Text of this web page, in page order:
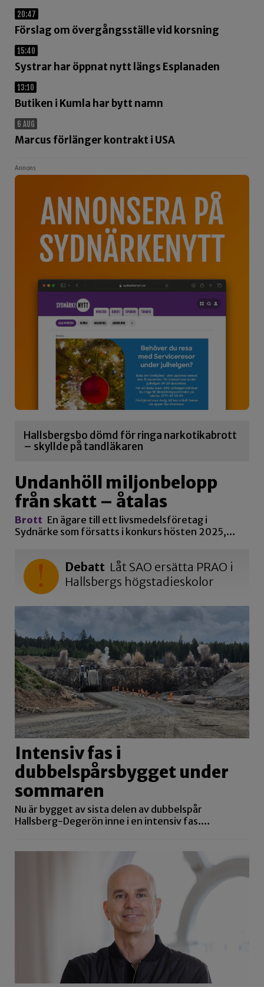
20:47
Förslag om övergångsställe vid korsning
15:40
Systrar har öppnat nytt längs Esplanaden
13:10
Butiken i Kumla har bytt namn
6 AUG
Marcus förlänger kontrakt i USA
Annons
Hallsbergsbo dömd för ringa narkotikabrott
– skyllde på tandläkaren
Undanhöll miljonbelopp
från skatt – åtalas
Brott En ägare till ett livsmedelsföretag i
Sydnärke som försatts i konkurs hösten 2025,…
Debatt Låt SAO ersätta PRAO i
Hallsbergs högstadieskolor
Intensiv fas i
dubbelspårsbygget under
sommaren
Nu är bygget av sista delen av dubbelspår
Hallsberg-Degerön inne i en intensiv fas.…